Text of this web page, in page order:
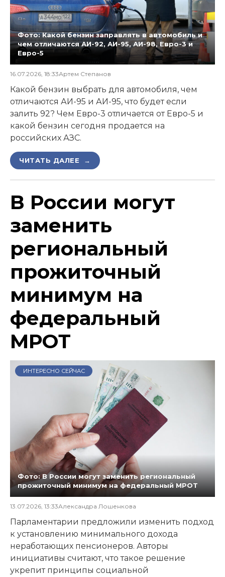
Фото: Какой бензин заправлять в автомобиль и
чем отличаются АИ-92, АИ-95, АИ-98, Евро-3 и
Евро-5
16.07.2026, 18:33Артем Степанов
Какой бензин выбрать для автомобиля, чем
отличаются АИ-95 и АИ-95, что будет если
залить 92? Чем Евро-3 отличается от Евро-5 и
какой бензин сегодня продается на
российских АЗС.
ЧИТАТЬ ДАЛЕЕ →
В России могут
заменить
региональный
прожиточный
минимум на
федеральный
МРОТ
ИНТЕРЕСНО СЕЙЧАС
Фото: В России могут заменить региональный
прожиточный минимум на федеральный МРОТ
13.07.2026, 13:33Александра Лошенкова
Парламентарии предложили изменить подход
к установлению минимального дохода
неработающих пенсионеров. Авторы
инициативы считают, что такое решение
укрепит принципы социальной